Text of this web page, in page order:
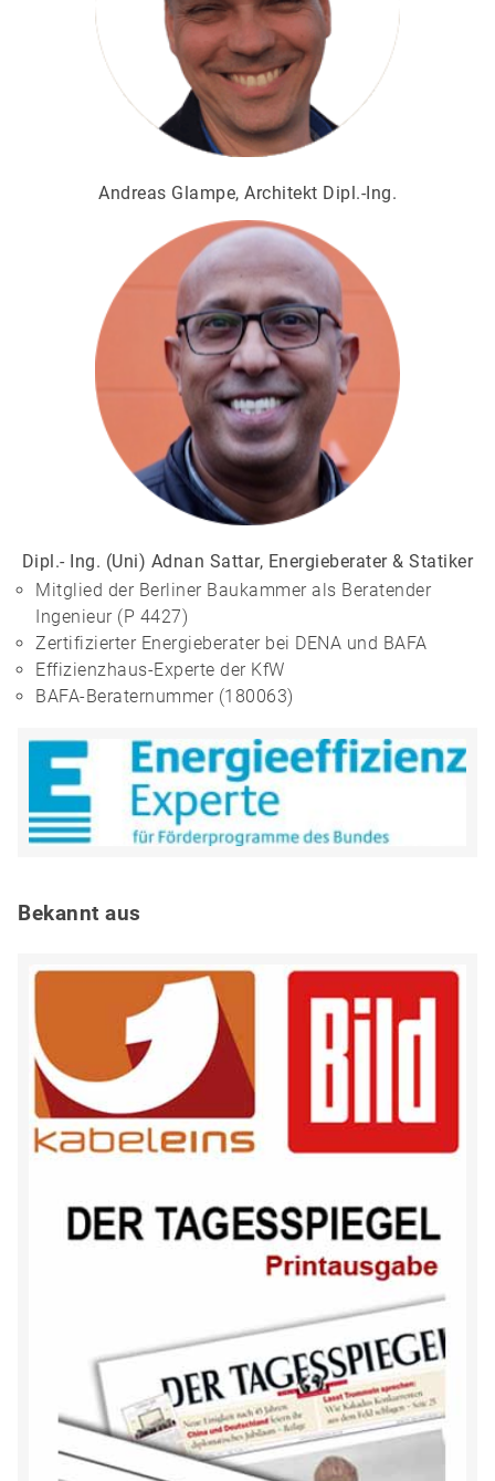
Andreas Glampe, Architekt Dipl.-Ing.
Dipl.- Ing. (Uni) Adnan Sattar, Energieberater & Statiker
Mitglied der Berliner Baukammer als Beratender
Ingenieur (P 4427)
Zertifizierter Energieberater bei DENA und BAFA
Effizienzhaus-Experte der KfW
BAFA-Beraternummer (180063)
Bekannt aus